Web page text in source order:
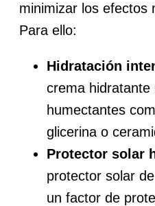
minimizar los efectos
Para ello:
Hidratación
crema hidratante
humectantes
glicerina o
Protector solar
protector solar
un factor de